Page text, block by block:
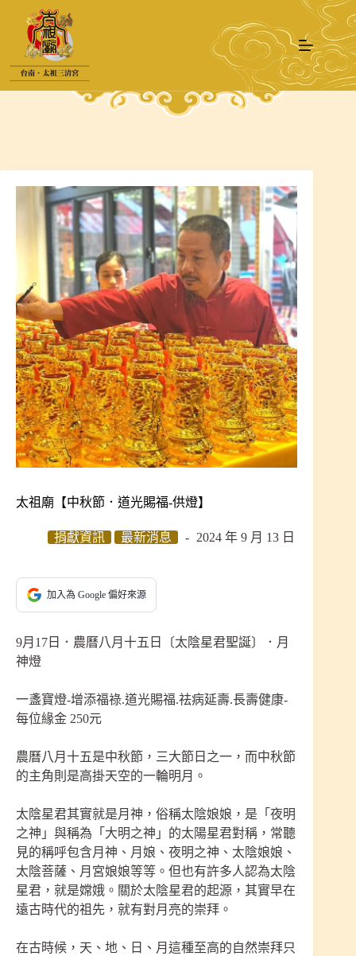
要
太祖廟【中秋節．道光賜福-供燈】
捐獻資訊 最新消息 2024 年 9 月 13 日
加入為 Google 偏好來源
9月17日．農曆八月十五日〔太陰星君聖誕〕．月
神燈
一盞寶燈-增添福祿.道光賜福.祛病延壽.長壽健康-
每位緣金 250元
農曆八月十五是中秋節，三大節日之一，而中秋節
的主角則是高掛天空的一輪明月。
太陰星君其實就是月神，俗稱太陰娘娘，是「夜明
之神」與稱為「大明之神」的太陽星君對稱，常聽
見的稱呼包含月神、月娘、夜明之神、太陰娘娘、
太陰菩薩、月宮娘娘等等。但也有許多人認為太陰
星君，就是嫦娥。關於太陰星君的起源，其實早在
遠古時代的祖先，就有對月亮的崇拜。
在古時候，天、地、日、月這種至高的自然崇拜只